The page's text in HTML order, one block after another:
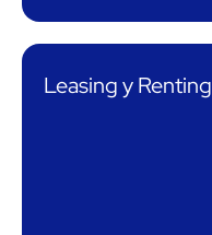
Leasing y Renting